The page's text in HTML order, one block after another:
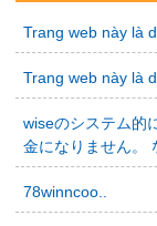
Trang web này là
Trang web này là
wiseのシステム的
金になりません。
78winncoo..